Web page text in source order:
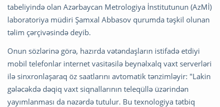
tabeliyində olan Azərbaycan Metrologiya İnstitutunun (AzMİ)
laboratoriya müdiri Şamxal Abbasov qurumda təşkil olunan
təlim çərçivəsində deyib.
Onun sözlərinə görə, hazırda vətəndaşların istifadə etdiyi
mobil telefonlar internet vasitəsilə beynəlxalq vaxt serverləri
ilə sinxronlaşaraq öz saatlarını avtomatik tənzimləyir: "Lakin
gələcəkdə dəqiq vaxt siqnallarının teleqüllə üzərindən
yayımlanması da nəzərdə tutulur. Bu texnologiya tətbiq